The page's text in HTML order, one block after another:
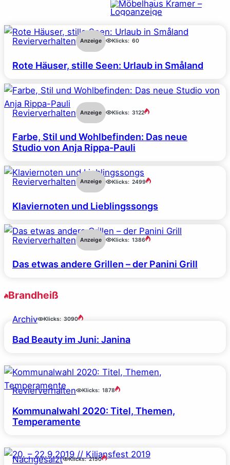
Revierverhalten Anzeige Klicks: 60
Rote Häuser, stille Seen: Urlaub in Småland
Revierverhalten Anzeige Klicks: 3122
Farbe, Stil und Wohlbefinden: Das neue
Studio von Anja Rippa-Pauli
Revierverhalten Anzeige Klicks: 2499
Klaviernoten und Lieblingssongs
Revierverhalten Anzeige Klicks: 1386
Das etwas andere Grillen – der Panini Grill
Brandheiß
Archiv Klicks: 3090
Bad Beauty im Juni: Janina
Revierverhalten Klicks: 1878
Kommunalwahl 2020: Titel, Themen,
Temperamente
Nachgesalzt Klicks: 2150